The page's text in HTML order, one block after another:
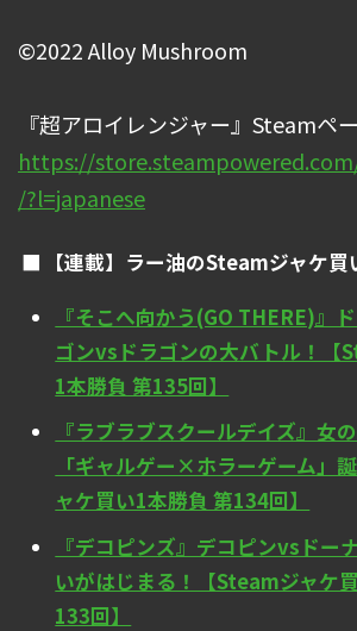
©2022 Alloy Mushroom
『超アロイレンジャー』Steamペ
https://
/?l=japanese
【連載】ラー油のSteamジャケ買
『そこへ向かう(GO THERE)』
ゴンvsドラゴンの大バトル！【
1本勝負 第135回】
『ラブラブスクールデイズ』女
「ギャルゲー×ホラーゲーム」
ャケ買い1本勝負 第134回】
『デコピンズ』デコピンvsドー
いがはじまる！【Steamジャケ
133回】